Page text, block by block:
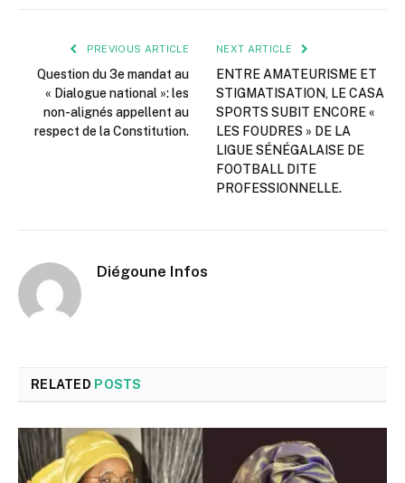
PREVIOUS ARTICLE
Question du 3e mandat au
« Dialogue national »: les
non-alignés appellent au
respect de la Constitution.
NEXT ARTICLE
ENTRE AMATEURISME ET
STIGMATISATION, LE CASA
SPORTS SUBIT ENCORE «
LES FOUDRES » DE LA
LIGUE SÉNÉGALAISE DE
FOOTBALL DITE
PROFESSIONNELLE.
Diégoune Infos
RELATED POSTS